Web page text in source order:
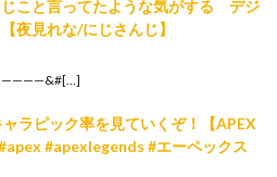
こと言ってたような気がする デジ
夜見れな/にじさんじ】
ラピック率を見ていくぞ！【APEX
#apexlegends #エーペックス